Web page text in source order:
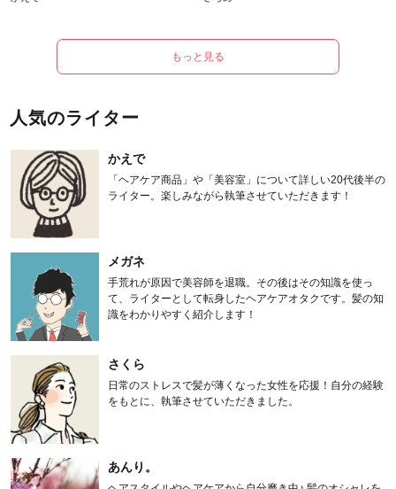
もっと見る
人気のライター
かえで
「ヘアケア商品」や「美容室」について詳しい20代後半の
ライター。楽しみながら執筆させていただきます！
メガネ
手荒れが原因で美容師を退職。その後はその知識を使っ
て、ライターとして転身したヘアケアオタクです。髪の知
識をわかりやすく紹介します！
さくら
日常のストレスで髪が薄くなった女性を応援！自分の経験
をもとに、執筆させていただきました。
あんり。